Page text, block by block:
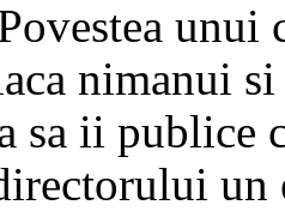
nimanui
sa ii publice